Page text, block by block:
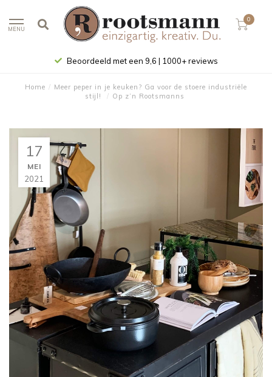
MENU
0
Beoordeeld met een 9,6 | 1000+ reviews
Home / Meer peper in je keuken? Ga voor de stoere industriële
stijl!
/ Op z’n Rootsmanns
17
MEI
2021